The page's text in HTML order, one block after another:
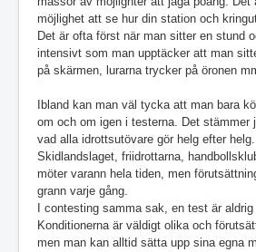
möjlighet att se hur din station och
Det är ofta först när man sitter en stund
intensivt som man upptäcker att man
på skärmen, lurarna trycker på öronen
Ibland kan man väl tycka att man bara
om och om igen i testerna. Det stämmer
vad alla idrottsutövare gör helg efter helg.
Skidlandslaget, friidrottarna,
möter varann hela tiden, men
grann varje gång.
I contesting samma sak, en test är
Konditionerna är väldigt olika och
men man kan alltid sätta upp sina egna